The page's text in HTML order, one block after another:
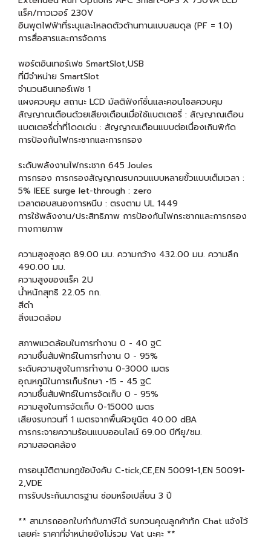
แร็ค/ทาวเวอร์ 230V
อินพุตไฟฟ้าที่ระบุและโหลดตัวต้านทานแบบสมดุล (PF = 1.0)
การสื่อสารและการจัดการ
พอร์ตอินเทอร์เฟซ SmartSlot,USB
ที่มีจำหน่าย SmartSlot
จำนวนอินเทอร์เฟซ 1
แผงควบคุม สถานะ LCD มัลติฟังก์ชั่นและคอนโซลควบคุม
สัญญาณเตือนด้วยเสียงเตือนเมื่อใช้แบตเตอรี่ : สัญญาณเตือน
แบตเตอรี่ต่ำที่โดดเด่น : สัญญาณเตือนแบบต่อเนื่องเกินพิกัด
การป้องกันไฟกระชากและการกรอง
ระดับพลังงานไฟกระชาก 645 Joules
การกรอง การกรองสัญญาณรบกวนแบบหลายขั้วแบบเต็มเวลา :
5% IEEE surge let-through : zero
เวลาตอบสนองการหนีบ : ตรงตาม UL 1449
การใช้พลังงาน/ประสิทธิภาพ การป้องกันไฟกระชากและการกรอง
ทางกายภาพ
ความสูงสูงสุด 89.00 มม. ความกว้าง 432.00 มม. ความลึก
490.00 มม.
ความสูงของแร็ค 2U
น้ำหนักสุทธิ 22.05 กก.
สีดำ
สิ่งแวดล้อม
สภาพแวดล้อมในการทำงาน 0 - 40 ฐC
ความชื้นสัมพัทธ์ในการทำงาน 0 - 95%
ระดับความสูงในการทำงาน 0-3000 เมตร
อุณหภูมิในการเก็บรักษา -15 - 45 ฐC
ความชื้นสัมพัทธ์ในการจัดเก็บ 0 - 95%
ความสูงในการจัดเก็บ 0-15000 เมตร
เสียงรบกวนที่ 1 เมตรจากพื้นผิวยูนิต 40.00 dBA
การกระจายความร้อนแบบออนไลน์ 69.00 บีทียู/ชม.
ความสอดคล้อง
การอนุมัติตามกฎข้อบังคับ C-tick,CE,EN 50091-1,EN 50091-
2,VDE
การรับประกันมาตรฐาน ซ่อมหรือเปลี่ยน 3 ปี
** สามารถออกใบกำกับภาษีได้ รบกวนคุณลูกค้าทัก Chat แจ้งไว้
เลยค่ะ ราคาที่จำหน่ายยังไม่รวม Vat นะคะ **